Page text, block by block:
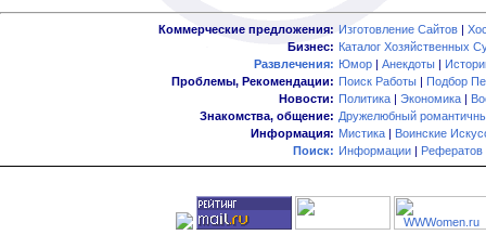
Коммерческие предложения: Изготовление Сайтов |
Бизнес: Каталог Хозяйственных
Развлечения: Юмор | Анекдоты |
Проблемы, Рекомендации: Поиск Работы | Подбор
Новости: Политика | Экономика |
Знакомства, общение: Дружелюбный
Информация: Мистика | Воинские
Поиск: Информации | Рефератов